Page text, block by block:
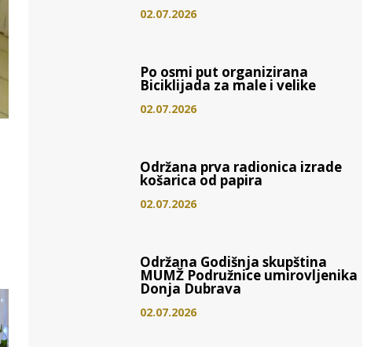
02.07.2026
Po osmi put organizirana
Biciklijada za male i velike
02.07.2026
Održana prva radionica izrade
košarica od papira
02.07.2026
Održana Godišnja skupština
MUMŽ Podružnice umirovljenika
Donja Dubrava
02.07.2026